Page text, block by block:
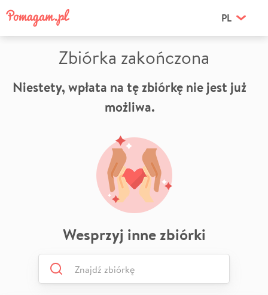
PL
Zbiórka zakończona
Niestety, wpłata na tę zbiórkę nie jest już
możliwa.
Wesprzyj inne zbiórki